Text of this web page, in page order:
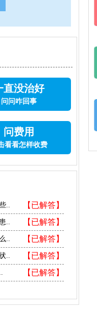
直没治好
问问咋回事
问费用
看看怎样收费
【已解答】
..
【已解答】
..
【已解答】
..
【已解答】
..
【已解答】